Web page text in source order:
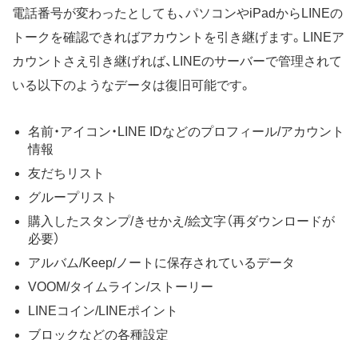
電話番号が変わったとしても、パソコンやiPadからLINEの
トークを確認できればアカウントを引き継げます。LINEア
カウントさえ引き継げれば、LINEのサーバーで管理されて
いる以下のようなデータは復旧可能です。
名前・アイコン・LINE IDなどのプロフィール/アカウント
情報
友だちリスト
グループリスト
購入したスタンプ/きせかえ/絵文字（再ダウンロードが
必要）
アルバム/Keep/ノートに保存されているデータ
VOOM/タイムライン/ストーリー
LINEコイン/LINEポイント
ブロックなどの各種設定